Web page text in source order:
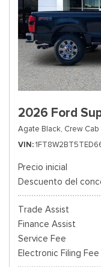
2026 Ford
Agate Black, Crew Cab
VIN
Precio inicial
Descuento del
Trade Assist
Finance Assist
Service Fee
Electronic Filing Fee